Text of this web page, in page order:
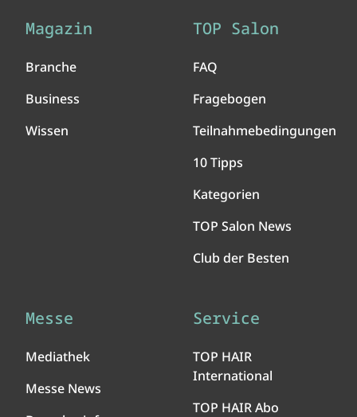
Magazin
Branche
Business
Wissen
TOP Salon
FAQ
Fragebogen
Teilnahmebedingungen
10 Tipps
Kategorien
TOP Salon News
Club der Besten
Messe
Mediathek
Messe News
Service
TOP HAIR
International
TOP HAIR Abo